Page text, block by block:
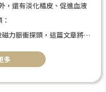
，還有淡化橘皮、促進血液
力脈衝探頭，這篇文章將告
哪些技術？適合部位及對
。
多